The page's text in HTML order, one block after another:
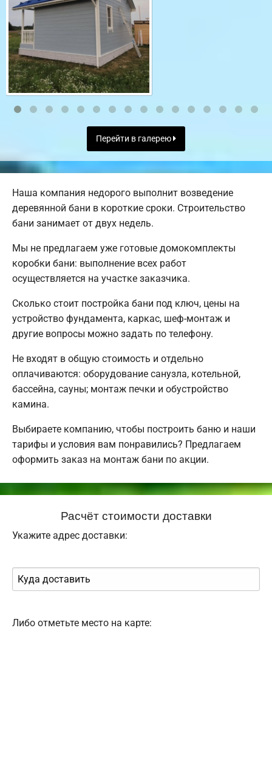
Перейти в галерею
Наша компания недорого выполнит возведение
деревянной бани в короткие сроки. Строительство
бани занимает от двух недель.
Мы не предлагаем уже готовые домокомплекты
коробки бани: выполнение всех работ
осуществляется на участке заказчика.
Сколько стоит постройка бани под ключ, цены на
устройство фундамента, каркас, шеф-монтаж и
другие вопросы можно задать по телефону.
Не входят в общую стоимость и отдельно
оплачиваются: оборудование санузла, котельной,
бассейна, сауны; монтаж печки и обустройство
камина.
Выбираете компанию, чтобы построить баню и наши
тарифы и условия вам понравились? Предлагаем
оформить заказ на монтаж бани по акции.
Расчёт стоимости доставки
Укажите адрес доставки:
Либо отметьте место на карте: